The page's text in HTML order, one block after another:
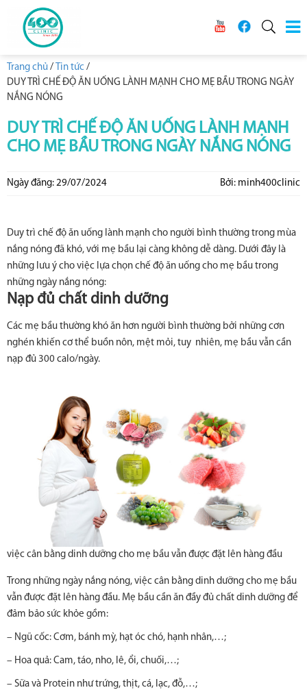
Trang chủ / Tin tức /
DUY TRÌ CHẾ ĐỘ ĂN UỐNG LÀNH MẠNH CHO MẸ BẦU TRONG NGÀY
NẮNG NÓNG
DUY TRÌ CHẾ ĐỘ ĂN UỐNG LÀNH MẠNH
CHO MẸ BẦU TRONG NGÀY NẮNG NÓNG
Ngày đăng: 29/07/2024 Bởi: minh400clinic
Duy trì chế độ ăn uống lành mạnh cho người bình thường trong mùa
nắng nóng đã khó, với mẹ bầu lại càng không dễ dàng. Dưới đây là
những lưu ý cho việc lựa chọn chế độ ăn uống cho mẹ bầu trong
những ngày nắng nóng:
Nạp đủ chất dinh dưỡng
Các mẹ bầu thường khó ăn hơn người bình thường bởi những cơn
nghén khiến cơ thể buồn nôn, mệt mỏi, tuy nhiên, mẹ bầu vẫn cần
nạp đủ 300 calo/ngày.
việc cân bằng dinh dưỡng cho mẹ bầu vẫn được đặt lên hàng đầu
Trong những ngày nắng nóng, việc cân bằng dinh dưỡng cho mẹ bầu
vẫn được đặt lên hàng đầu. Mẹ bầu cần ăn đầy đủ chất dinh dưỡng để
đảm bảo sức khỏe gồm:
– Ngũ cốc: Cơm, bánh mỳ, hạt óc chó, hạnh nhân,…;
– Hoa quả: Cam, táo, nho, lê, ổi, chuối,…;
– Sữa và Protein như trứng, thịt, cá, lạc, đỗ,…;